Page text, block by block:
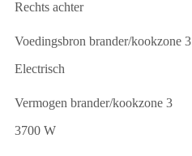
Rechts achter
Voedingsbron brander/kookzone 3
Electrisch
Vermogen brander/kookzone 3
3700 W